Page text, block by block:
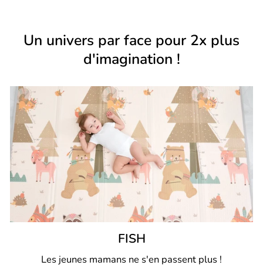
Un univers par face pour 2x plus
d'imagination !
FISH
Les jeunes mamans ne s'en passent plus !